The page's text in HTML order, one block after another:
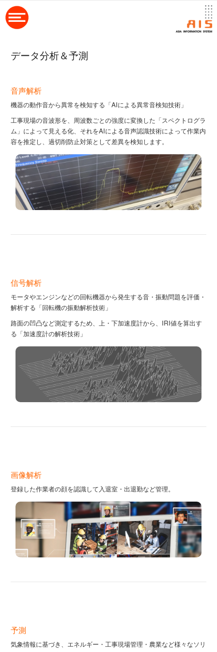
データ分析＆予測
音声解析
機器の動作音から異常を検知する「AIによる異常音検知技術」
工事現場の音波形を、周波数ごとの強度に変換した「スペクトログラ
ム」によって見える化、それをAIによる音声認識技術によって作業内
容を推定し、過切削防止対策として差異を検知します。
信号解析
モータやエンジンなどの回転機器から発生する音・振動問題を評価・
解析する「回転機の振動解析技術」
路⾯の凹凸など測定するため、上・下加速度計から、IRI値を算出す
る「加速度計の解析技術」
画像解析
登録した作業者の顔を認識して入退室・出退勤など管理。
予測
気象情報に基づき、エネルギー・工事現場管理・農業など様々なソリ